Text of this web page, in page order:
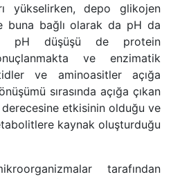
yükselirken, depo glikojen
buna bağlı olarak da pH da
pH düşüşü de protein
ve enzimatik
ve aminoasitler açığa
sırasında açığa çıkan
etkisinin olduğu ve
kaynak oluşturduğu
tarafından